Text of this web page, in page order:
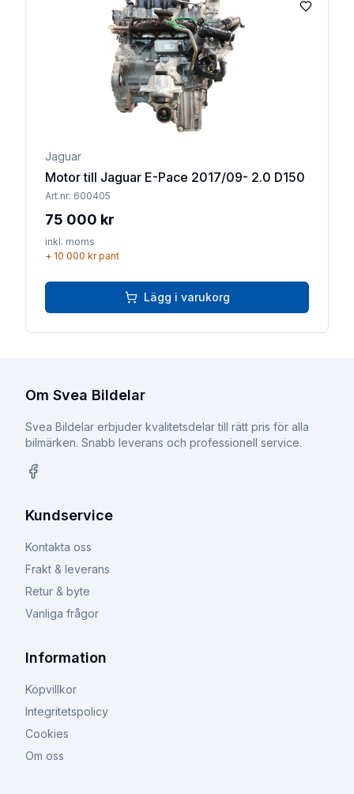
Lägg till
Jaguar
Motor till Jaguar E-Pace 2017/09- 2.0 D150
Art.nr: 600405
75 000 kr
inkl. moms
+ 10 000 krpant
Lägg i varukorg
Om Svea Bildelar
Svea Bildelar erbjuder kvalitetsdelar till rätt pris för alla
bilmärken. Snabb leverans och professionell service.
Kundservice
Kontakta oss
Frakt & leverans
Retur & byte
Vanliga frågor
Information
Köpvillkor
Integritetspolicy
Cookies
Om oss